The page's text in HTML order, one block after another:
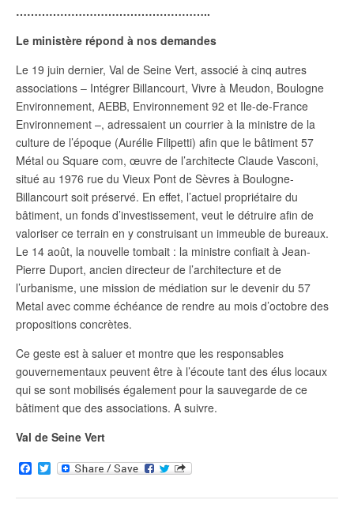
……………………………………………..
Le ministère répond à nos demandes
Le 19 juin dernier, Val de Seine Vert, associé à cinq autres
associations – Intégrer Billancourt, Vivre à Meudon, Boulogne
Environnement, AEBB, Environnement 92 et Ile-de-France
Environnement –, adressaient un courrier à la ministre de la
culture de l’époque (Aurélie Filipetti) afin que le bâtiment 57
Métal ou Square com, œuvre de l’architecte Claude Vasconi,
situé au 1976 rue du Vieux Pont de Sèvres à Boulogne-
Billancourt soit préservé. En effet, l’actuel propriétaire du
bâtiment, un fonds d’investissement, veut le détruire afin de
valoriser ce terrain en y construisant un immeuble de bureaux.
Le 14 août, la nouvelle tombait : la ministre confiait à Jean-
Pierre Duport, ancien directeur de l’architecture et de
l’urbanisme, une mission de médiation sur le devenir du 57
Metal avec comme échéance de rendre au mois d’octobre des
propositions concrètes.
Ce geste est à saluer et montre que les responsables
gouvernementaux peuvent être à l’écoute tant des élus locaux
qui se sont mobilisés également pour la sauvegarde de ce
bâtiment que des associations. A suivre.
Val de Seine Vert
F
a
c
T
w
i